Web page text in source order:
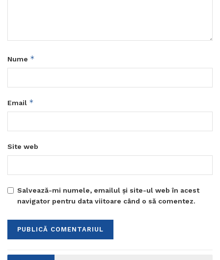
Nume *
Email *
Site web
Salvează-mi numele, emailul și site-ul web în acest
navigator pentru data viitoare când o să comentez.